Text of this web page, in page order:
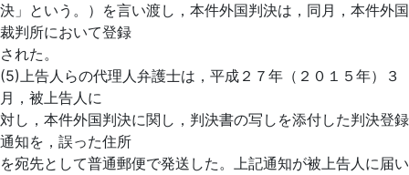
決」という。）を言い渡し，本件外国判決は，同月，本件外国
裁判所において登録
された。
(5)上告人らの代理人弁護士は，平成２７年（２０１５年）３
月，被上告人に
対し，本件外国判決に関し，判決書の写しを添付した判決登録
通知を，誤った住所
を宛先として普通郵便で発送した。上記通知が被上告人に届い